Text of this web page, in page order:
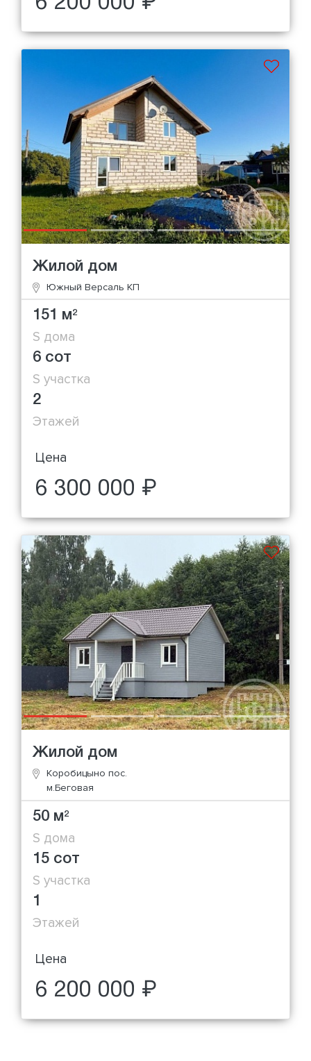
Жилой дом
Южный Версаль КП
151 м2
S дома
6 сот
S участка
2
Этажей
Цена
6 300 000 ₽
Жилой дом
Коробицыно пос.
м.Беговая
50 м2
S дома
15 сот
S участка
1
Этажей
Цена
6 200 000 ₽